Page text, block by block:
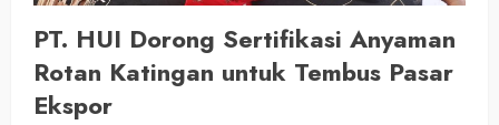
PT. HUI Dorong Sertifikasi Anyaman
Rotan Katingan untuk Tembus Pasar
Ekspor